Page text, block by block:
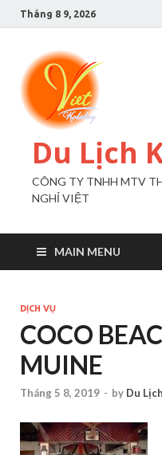
Tháng 8 9, 2026
Du Lịch
CÔNG TY TNHH MTV
NGHỈ VIỆT
MAIN MENU
DỊCH VỤ
COCO
MUINE
Tháng 5 8, 2019 - by Du